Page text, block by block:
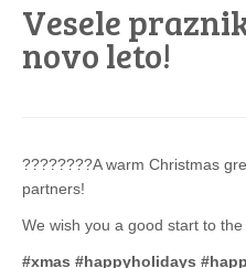
Vesele
novo leto!
????????A warm Christmas
partners!
We wish you a good start to
#xmas #happyholidays